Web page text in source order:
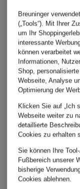
T-
Breuninger
(„Tools“). Mit Ihrer
um Ihr
interessante
können verarbeitet
Informationen,
Shop,
Webseite, Analyse
Optimierung der
Klicken Sie auf „Ich
Webseite weiter zu
detaillierte
Cookies zu erhalten
Sie können Ihre
Fußbereich unserer
bisherige
Cookies ablehnen.